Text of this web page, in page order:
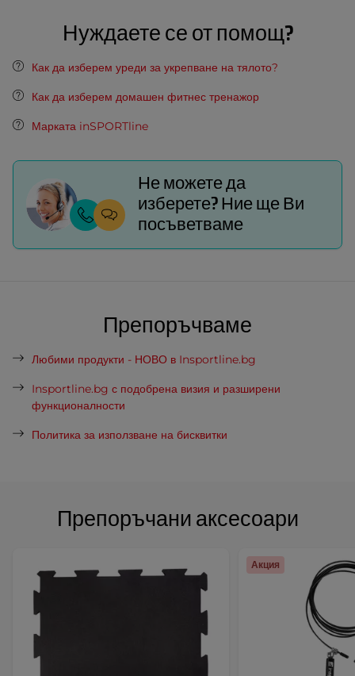
Препоръчани аксесоари
Акция
Нуждаете се от помощ?
Как да изберем уреди за укрепване на тялото?
Как да изберем домашен фитнес тренажор
Марката inSPORTline
Не можете да
изберете? Ние ще Ви
посъветваме
Препоръчваме
Любими продукти - НОВО в Insportline.bg
Insportline.bg с подобрена визия и разширени
функционалности
Политика за използване на бисквитки